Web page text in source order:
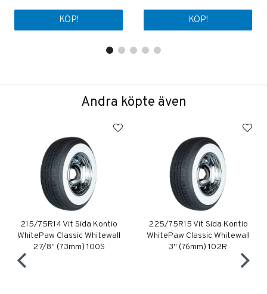
KÖP! KÖP!
Andra köpte även
215/75R14 Vit Sida Kontio
WhitePaw Classic Whitewall
2 7/8" (73mm) 100S
225/75R15 Vit Sida Kontio
WhitePaw Classic Whitewall
3" (76mm) 102R